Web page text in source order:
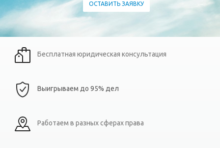
ОСТАВИТЬ ЗАЯВКУ
Бесплатная юридическая консультация
Выигрываем до 95% дел
Работаем в разных сферах права